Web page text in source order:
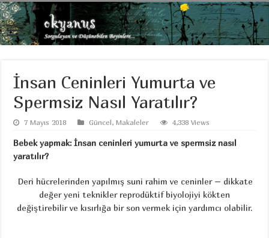
İnsan Ceninleri Yumurta ve
Spermsiz Nasıl Yaratılır?
7 Mayıs 2018 Güncel,Makaleler 4,338 Views
Bebek yapmak: İnsan ceninleri yumurta ve spermsiz nasıl
yaratılır?
Deri hücrelerinden yapılmış suni rahim ve ceninler – dikkate
değer yeni teknikler reprodüktif biyolojiyi kökten
değiştirebilir ve kısırlığa bir son vermek için yardımcı olabilir.